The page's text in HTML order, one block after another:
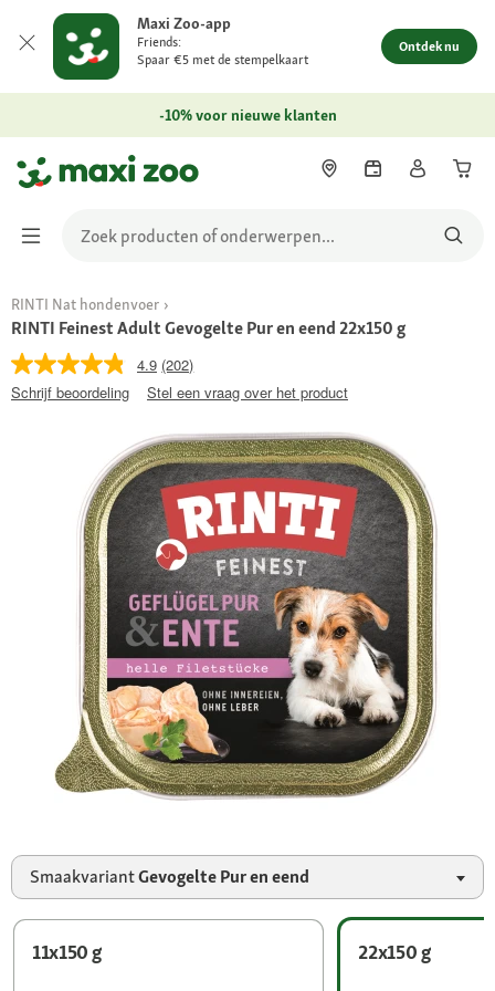
Maxi Zoo-app
Friends:
Spaar €5 met de stempelkaart
Ontdek nu
-10% voor nieuwe klanten
RINTI Nat hondenvoer
RINTI Feinest Adult Gevogelte Pur en eend 22x150 g
4.9 (202)
Schrijf beoordeling
Stel een vraag over het product
SmaakvariantGevogelte Pur en eend
11x150 g
22x150 g